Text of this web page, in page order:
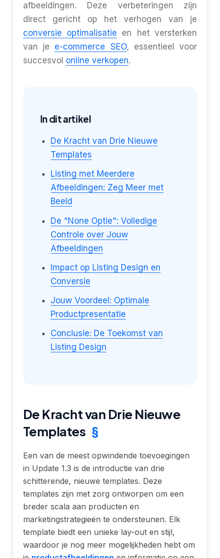
afbeeldingen. Deze verbeteringen zijn
direct gericht op het verhogen van je
conversie optimalisatie en het versterken
van je e-commerce SEO, essentieel voor
succesvol online verkopen.
In dit artikel
De Kracht van Drie Nieuwe
Templates
Listing met Meerdere
Afbeeldingen: Zeg Meer met
Beeld
De "None Optie": Volledige
Controle over Jouw
Afbeeldingen
Impact op Listing Design en
Conversie
Jouw Voordeel: Optimale
Productpresentatie
Conclusie: De Toekomst van
Listing Design
De Kracht van Drie Nieuwe
Templates §
Een van de meest opwindende toevoegingen
in Update 1.3 is de introductie van drie
schitterende, nieuwe templates. Deze
templates zijn met zorg ontworpen om een
breder scala aan producten en
marketingstrategieën te ondersteunen. Elk
template biedt een unieke lay-out en stijl,
waardoor je nog meer mogelijkheden hebt om